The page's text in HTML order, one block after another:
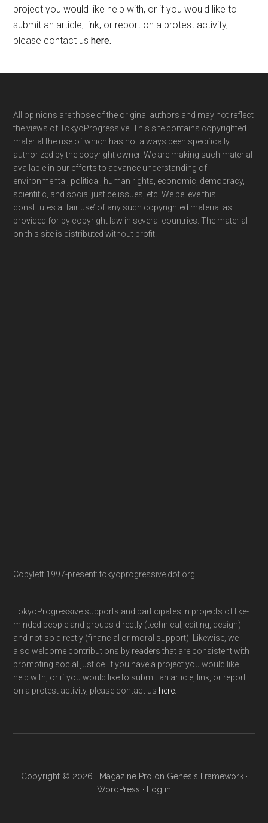
project you would like help with, or if you would like to
submit an article, link, or report on a protest activity,
please contact ushere.
Footer
All opinions are those of the original authors and may not reflect
the views of TokyoProgressive. This site contains copyrighted
material the use of which has not always been specifically
authorized by the copyright owner. We are making such material
available in our efforts to advance understanding of
environmental, political, human rights, economic, democracy,
scientific, and social justice issues, etc. We believe this
constitutes a ‘fair use’ of any such copyrighted material as
provided for by copyright law in several countries. The material
on this site is distributed without profit.
Copyleft 1997-present: tokyoprogressive dot org
TokyoProgressive supports and participates in projects of like-
minded people and groups directly (technical, editing, design)
and not-so directly (financial or moral support). Likewise, we
also welcome contributions by readers that are consistent with
promoting social justice. If you have a project you would like
help with, or if you would like to submit an article, link, or report
on a protest activity, please contact us here
Copyright © 2026 · Magazine Pro on Genesis Framework·
WordPress · Log in